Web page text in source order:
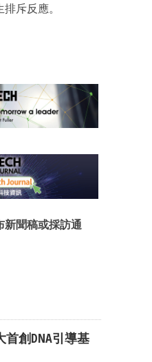
斥反應。
新聞稿或採訪通
創DNA引導基